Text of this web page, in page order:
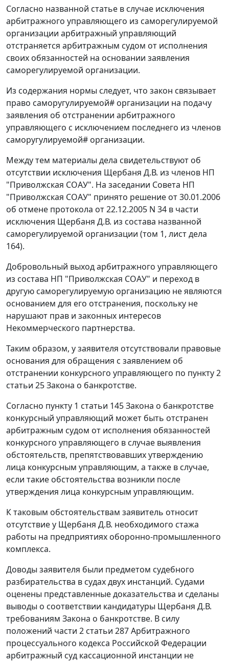
Согласно названной статье в случае исключения
арбитражного управляющего из саморегулируемой
организации арбитражный управляющий
отстраняется арбитражным судом от исполнения
своих обязанностей на основании заявления
саморегулируемой организации.
Из содержания нормы следует, что закон связывает
право саморугулируемой# организации на подачу
заявления об отстранении арбитражного
управляющего с исключением последнего из членов
саморугулируемой# организации.
Между тем материалы дела свидетельствуют об
отсутствии исключения Щербаня Д.В. из членов НП
"Приволжская СОАУ". На заседании Совета НП
"Приволжская СОАУ" принято решение от 30.01.2006
об отмене протокола от 22.12.2005 N 34 в части
исключения Щербаня Д.В. из состава названной
саморегулируемой организации (том 1, лист дела
164).
Добровольный выход арбитражного управляющего
из состава НП "Приволжская СОАУ" и переход в
другую саморегулируемую организацию не являются
основанием для его отстранения, поскольку не
нарушают прав и законных интересов
Некоммерческого партнерства.
Таким образом, у заявителя отсутствовали правовые
основания для обращения с заявлением об
отстранении конкурсного управляющего по пункту 2
статьи 25 Закона о банкротстве.
Согласно пункту 1 статьи 145 Закона о банкротстве
конкурсный управляющий может быть отстранен
арбитражным судом от исполнения обязанностей
конкурсного управляющего в случае выявления
обстоятельств, препятствовавших утверждению
лица конкурсным управляющим, а также в случае,
если такие обстоятельства возникли после
утверждения лица конкурсным управляющим.
К таковым обстоятельствам заявитель относит
отсутствие у Щербаня Д.В. необходимого стажа
работы на предприятиях оборонно-промышленного
комплекса.
Доводы заявителя были предметом судебного
разбирательства в судах двух инстанций. Судами
оценены представленные доказательства и сделаны
выводы о соответствии кандидатуры Щербаня Д.В.
требованиям Закона о банкротстве. В силу
положений части 2 статьи 287 Арбитражного
процессуального кодекса Российской Федерации
арбитражный суд кассационной инстанции не